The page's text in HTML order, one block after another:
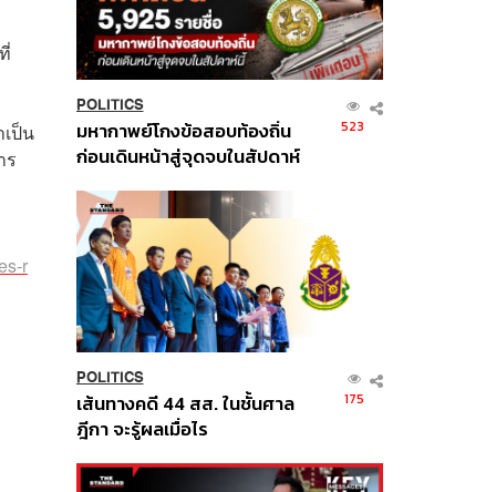
ป็น
ร
r
POLITICS
มหากาพย์โกงข้อสอบท้องถิ่น
ก่อนเดินหน้าสู่จุดจบในสัปดาห์
523
POLITICS
เส้นทางคดี 44 สส. ในชั้นศาล
ฎีกา จะรู้ผลเมื่อไร
175